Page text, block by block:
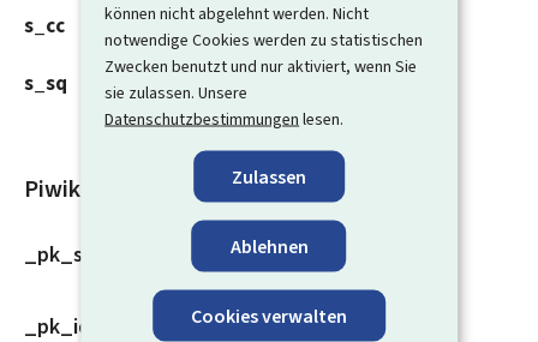
können nicht abgelehnt werden. Nicht
notwendige Cookies werden zu statistischen
Zwecken benutzt und nur aktiviert, wenn Sie
sie zulassen. Unsere
Datenschutzbestimmungen lesen.
Zulassen
Ablehnen
Cookies verwalten
s_cc
s_sq
Piwik (Karten von geoportail.lu)
_pk_ses
_pk_id